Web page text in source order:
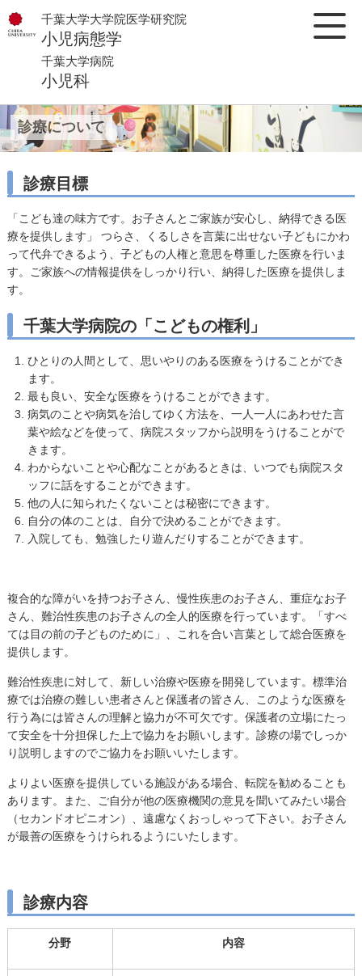
千葉大学大学院医学研究院
小児病態学
千葉大学病院
小児科
診療について
診療目標
「こども達の味方です。お子さんとご家族が安心し、納得できる医
療を提供します」 つらさ、くるしさを言葉に出せない子どもにかわ
って代弁できるよう、子どもの人権と意思を尊重した医療を行いま
す。ご家族への情報提供をしっかり行い、納得した医療を提供しま
す。
千葉大学病院の「こどもの権利」
ひとりの人間として、思いやりのある医療をうけることができ
ます。
最も良い、安全な医療をうけることができます。
病気のことや病気を治してゆく方法を、一人一人にあわせた言
葉や絵などを使って、病院スタッフから説明をうけることがで
きます。
わからないことや心配なことがあるときは、いつでも病院スタ
ッフに話をすることができます。
他の人に知られたくないことは秘密にできます。
自分の体のことは、自分で決めることができます。
入院しても、勉強したり遊んだりすることができます。
複合的な障がいを持つお子さん、慢性疾患のお子さん、重症なお子
さん、難治性疾患のお子さんの全人的医療を行っています。「すべ
ては目の前の子どものために」、これを合い言葉として総合医療を
提供します。
難治性疾患に対して、新しい治療や医療を開発しています。標準治
療では治療の難しい患者さんと保護者の皆さん、このような医療を
行う為には皆さんの理解と協力が不可欠です。保護者の立場にたっ
て安全を十分担保した上で協力をお願いします。診療の場でしっか
り説明しますのでご協力をお願いいたします。
よりよい医療を提供している施設がある場合、転院を勧めることも
あります。また、ご自分が他の医療機関の意見を聞いてみたい場合
（セカンドオピニオン）、遠慮なくおっしゃって下さい。お子さん
が最善の医療をうけられるようにいたします。
診療内容
分野 内容